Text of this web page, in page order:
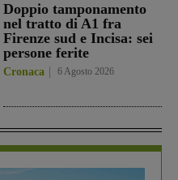
Doppio tamponamento
nel tratto di A1 fra
Firenze sud e Incisa: sei
persone ferite
Cronaca 6 Agosto 2026